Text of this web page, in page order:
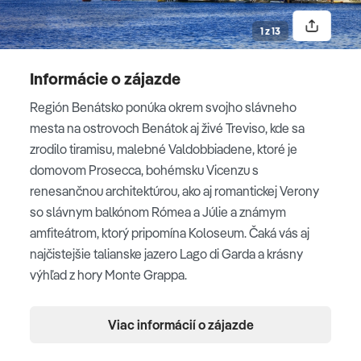
Most vzdychov
Dóžov palác
Námestie sv. Marka v
Benátkach
Ponte di Rialto
3. deň
Po raňajkách sa vydáme do čarovného
1 z 13
Informácie o zájazde
Región Benátsko ponúka okrem svojho slávneho
mesta na ostrovoch Benátok aj živé Treviso, kde sa
zrodilo tiramisu, malebné Valdobbiadene, ktoré je
domovom Prosecca, bohémsku Vicenzu s
renesančnou architektúrou, ako aj romantickej Verony
so slávnym balkónom Rómea a Júlie a známym
amfiteátrom, ktorý pripomína Koloseum. Čaká vás aj
najčistejšie talianske jazero Lago di Garda a krásny
výhľad z hory Monte Grappa.
Viac informácií o zájazde